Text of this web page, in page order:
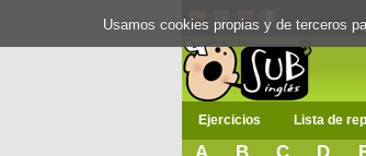
Ejercicios Lista de
Usamos cookies propias y de terceros